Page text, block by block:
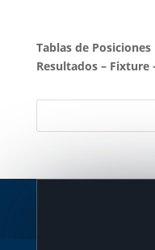
Tablas de Posiciones
Resultados– Fixture